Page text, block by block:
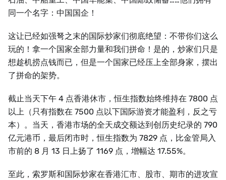
同一个名字：中国国企！
这让已经如强弩之末的国际炒家们彻底绝望：不带你们这么
玩的！拿一个国家全部力量和我们拼命！是的，炒家们只是
想趁机捞点钱而已，但是一个国家已经压上全部身家，摆出
了拼命的架势。
截止当天下午 4 点香港休市，恒生指数始终维持在 7800 点
以上（只有指数在 7500 点以下国际游资才能盈利，反之亏
本）。当天，香港市场的全天成交额达到创历史纪录的 790
亿元港币，最后闭市时，恒生指数为 7829 点，比金管局入
市前的 8 月 13 日上扬了 1169 点，增幅达 17.55%。
至此，索罗斯和国际炒家在香港汇市、股市、期市的进攻宣